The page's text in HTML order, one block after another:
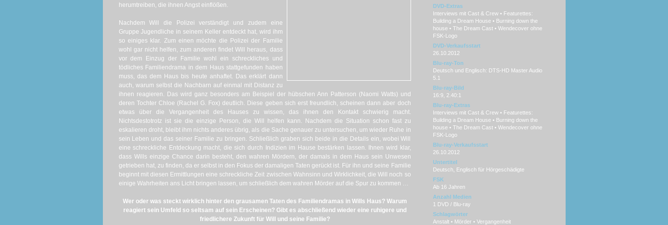
herumtreiben, die ihnen Angst einflößen.
Nachdem Will die Polizei verständigt und zudem eine
Gruppe Jugendliche in seinem Keller entdeckt hat, wird ihm
so einiges klar. Zum einen möchte die Polizei der Familie
wohl gar nicht helfen, zum anderen findet Will heraus, dass
vor dem Einzug der Familie wohl ein schreckliches und
tödliches Familiendrama in dem Haus stattgefunden haben
muss, das dem Haus bis heute anhaftet. Das erklärt dann
auch, warum selbst die Nachbarn auf einmal mit Distanz zu
ihnen reagieren. Das wird ganz besonders am Beispiel der hübschen Ann Patterson (Naomi Watts) und
deren Tochter Chloe (Rachel G. Fox) deutlich. Diese geben sich erst freundlich, scheinen dann aber doch
etwas über die Vergangenheit des Hauses zu wissen, das ihnen den Kontakt schwierig macht.
Nichtsdestotrotz ist sie die einzige Person, die Will helfen kann. Nachdem die Situation schon fast zu
eskalieren droht, bleibt ihm nichts anderes übrig, als die Sache genauer zu untersuchen, um wieder Ruhe in
sein Leben und das seiner Familie zu bringen. Schließlich graben sich beide in die Details ein, wobei Will
eine schreckliche Entdeckung macht, die sich durch Indizien im Hause bestärken lassen. Ihnen wird klar,
dass Wills einzige Chance darin besteht, den wahren Mördern, der damals in dem Haus sein Unwesen
getrieben hat, zu finden, da er selbst in den Fokus der damaligen Taten gerückt ist. Für ihn und seine Familie
beginnt mit diesen Ermittlungen eine schreckliche Zeit zwischen Wahnsinn und Wirklichkeit, die Will noch so
einige Wahrheiten ans Licht bringen lassen, um schließlich dem wahren Mörder auf die Spur zu kommen …
Wer oder was steckt wirklich hinter den grausamen Taten des Familiendramas in Wills Haus? Warum
reagiert sein Umfeld so seltsam auf sein Erscheinen? Gibt es abschließend wieder eine ruhigere und
friedlichere Zukunft für Will und seine Familie?
DVD-Extras
Interviews mit Cast & Crew • Featurettes:
Building a Dream House • Burning down the
house • The Dream Cast • Wendecover ohne
FSK-Logo
DVD-Verkaufsstart
26.10.2012
Blu-ray-Ton
Deutsch und Englisch: DTS-HD Master Audio
5.1
Blu-ray-Bild
16:9, 2.40:1
Blu-ray-Extras
Interviews mit Cast & Crew • Featurettes:
Building a Dream House • Burning down the
house • The Dream Cast • Wendecover ohne
FSK-Logo
Blu-ray-Verkaufsstart
26.10.2012
Untertitel
Deutsch, Englisch für Hörgeschädigte
FSK
Ab 16 Jahren
Anzahl Medien
1 DVD / Blu-ray
Schlagwörter
Anstalt • Mörder • Vergangenheit